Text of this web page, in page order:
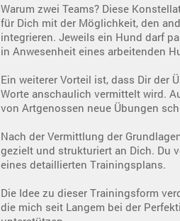
Warum zwei Teams? Diese
für Dich mit der Möglichkeit, den
integrieren. Jeweils ein Hund darf
in Anwesenheit eines arbeitenden
Ein weiterer Vorteil ist, dass Dir der
Worte anschaulich vermittelt wird.
von Artgenossen neue Übungen
Nach der Vermittlung der
gezielt und strukturiert an Dich. Du
eines detaillierten Trainingsplans.
Die Idee zu dieser Trainingsform
die mich seit Langem bei der